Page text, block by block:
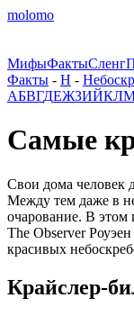
molomo
МифыФактыСленг
Факты - Н -
АБВГДЕЖЗИЙКЛ
Самые
Cвои дома человек
Между тем даже в
очарование. В этом
The Observer
красивых
Крайслер-